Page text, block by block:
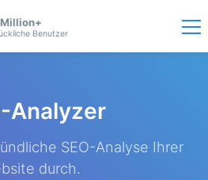
Benutzer
Analyzer
SEO-Analyse Ihrer
durch.